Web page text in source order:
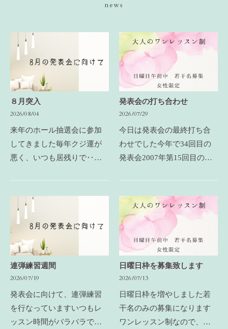
news
８月突入
2026/08/04
来年のホール抽選会に参加
してきました毎年クジ運が
悪く、いつも居残りで‥今
で会場に向かうと、駅に到
着するためにゆっくりスピ
ードで走る新幹線が‥よ…
発表会の打ち合わせ
2026/07/29
今日は発表会の最終打ち合
わせでした今年で34回目の
発表会2007年第15回目の発
拘束時間を短くするために2
部制に美容師さんが控室で
ヘアセットをしてくれ…
連弾練習週間
2026/07/19
発表会に向けて、連弾練習
を行なっていますいつもレ
ッスン時間がバラバラで、
日曜日枠を募集致します
2026/07/13
日曜日枠を増やしました若
干名のみの募集になります
ワンレッスン制なので、来